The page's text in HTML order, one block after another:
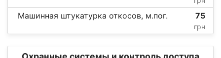
Машинная штукатурка откосов, м.пог. 75
грн